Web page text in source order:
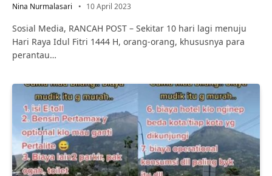
Nina Nurmalasari 10 April 2023
Sosial Media, RANCAH POST – Sekitar 10 hari lagi menuju
Hari Raya Idul Fitri 1444 H, orang-orang, khususnya para
perantau…